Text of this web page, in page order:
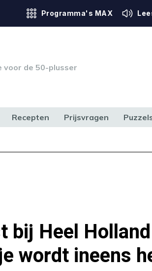
Programma's MAX
voor de 50-plusser
Recepten Prijsvragen
probleem
op met onze
bij Heel
wordt ineens